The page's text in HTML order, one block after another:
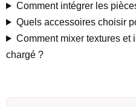
Comment intégrer les
Quels accessoires choisir
Comment mixer textures et
chargé ?